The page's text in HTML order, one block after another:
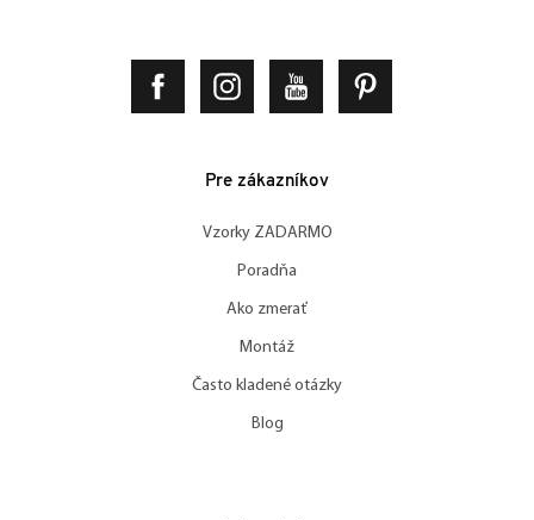
Pre zákazníkov
Vzorky ZADARMO
Poradňa
Ako zmerať
Montáž
Často kladené otázky
Blog